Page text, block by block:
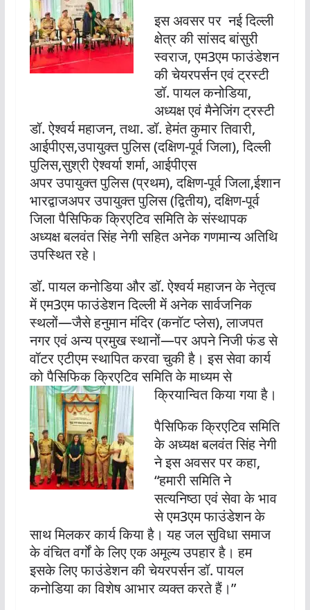
इस अवसर पर नई दिल्ली
क्षेत्र की सांसद बांसुरी
स्वराज, एम3एम फाउंडेशन
की चेयरपर्सन एवं ट्रस्टी
डॉ. पायल कनोडिया,
अध्यक्ष एवं मैनेजिंग ट्रस्टी
डॉ. ऐश्वर्य महाजन, तथा. डॉ. हेमंत कुमार तिवारी,
आईपीएस,उपायुक्त पुलिस (दक्षिण-पूर्व जिला), दिल्ली
पुलिस,सुश्री ऐश्वर्या शर्मा, आईपीएस
अपर उपायुक्त पुलिस (प्रथम), दक्षिण-पूर्व जिला,ईशान
भारद्वाजअपर उपायुक्त पुलिस (द्वितीय), दक्षिण-पूर्व
जिला पैसिफिक क्रिएटिव समिति के संस्थापक
अध्यक्ष बलवंत सिंह नेगी सहित अनेक गणमान्य अतिथि
उपस्थित रहे।
डॉ. पायल कनोडिया और डॉ. ऐश्वर्य महाजन के नेतृत्व
में एम3एम फाउंडेशन दिल्ली में अनेक सार्वजनिक
स्थलों—जैसे हनुमान मंदिर (कनॉट प्लेस), लाजपत
नगर एवं अन्य प्रमुख स्थानों—पर अपने निजी फंड से
वॉटर एटीएम स्थापित करवा चुकी है। इस सेवा कार्य
को पैसिफिक क्रिएटिव समिति के माध्यम से
क्रियान्वित किया गया है।
पैसिफिक क्रिएटिव समिति
के अध्यक्ष बलवंत सिंह नेगी
ने इस अवसर पर कहा,
“हमारी समिति ने
सत्यनिष्ठा एवं सेवा के भाव
से एम3एम फाउंडेशन के
साथ मिलकर कार्य किया है। यह जल सुविधा समाज
के वंचित वर्गों के लिए एक अमूल्य उपहार है। हम
इसके लिए फाउंडेशन की चेयरपर्सन डॉ. पायल
कनोडिया का विशेष आभार व्यक्त करते हैं।”